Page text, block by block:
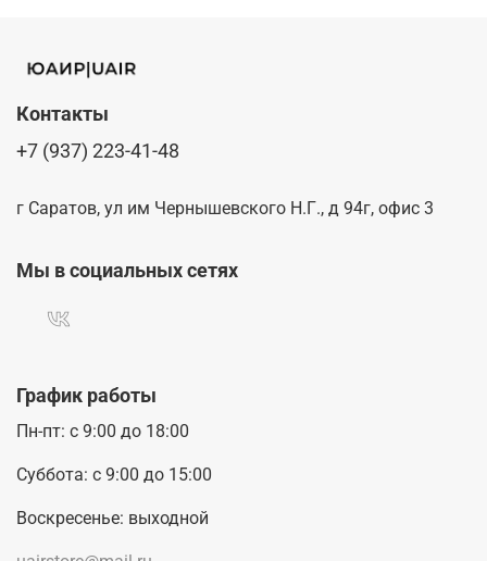
График работы
Пн-пт: с 9:00 до 18:00
Суббота: с 9:00 до 15:00
Воскресенье: выходной
Контакты
+7 (937) 223-41-48
г Саратов, ул им Чернышевского Н.Г., д 94г, офис 3
Мы в социальных сетях